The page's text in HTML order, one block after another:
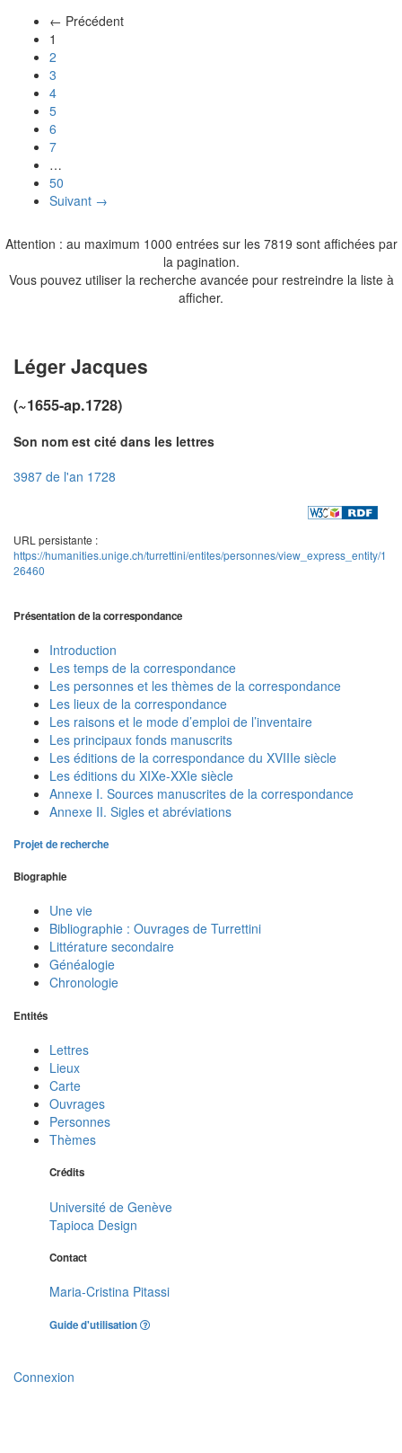
← Précédent
1
2
3
4
5
6
7
…
50
Suivant →
Attention : au maximum 1000 entrées sur les 7819 sont affichées par
la pagination.
Vous pouvez utiliser la recherche avancée pour restreindre la liste à
afficher.
Léger Jacques
(~1655-ap.1728)
Son nom est cité dans les lettres
3987 de l'an 1728
URL persistante :
https://humanities.unige.ch/turrettini/entites/personnes/view_express_entity/1
26460
Présentation de la correspondance
Introduction
Les temps de la correspondance
Les personnes et les thèmes de la correspondance
Les lieux de la correspondance
Les raisons et le mode d’emploi de l’inventaire
Les principaux fonds manuscrits
Les éditions de la correspondance du XVIIIe siècle
Les éditions du XIXe-XXIe siècle
Annexe I. Sources manuscrites de la correspondance
Annexe II. Sigles et abréviations
Projet de recherche
Biographie
Une vie
Bibliographie : Ouvrages de Turrettini
Littérature secondaire
Généalogie
Chronologie
Entités
Lettres
Lieux
Carte
Ouvrages
Personnes
Thèmes
Crédits
Université de Genève
Tapioca Design
Contact
Maria-Cristina Pitassi
Guide d'utilisation
Connexion